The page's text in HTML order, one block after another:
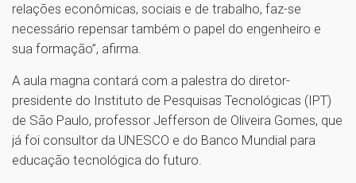
relações econômicas, sociais e de trabalho, faz-se
necessário repensar também o papel do engenheiro e
sua formação”, afirma.
A aula magna contará com a palestra do diretor-
presidente do Instituto de Pesquisas Tecnológicas (IPT)
de São Paulo, professor Jefferson de Oliveira Gomes, que
já foi consultor da UNESCO e do Banco Mundial para
educação tecnológica do futuro.